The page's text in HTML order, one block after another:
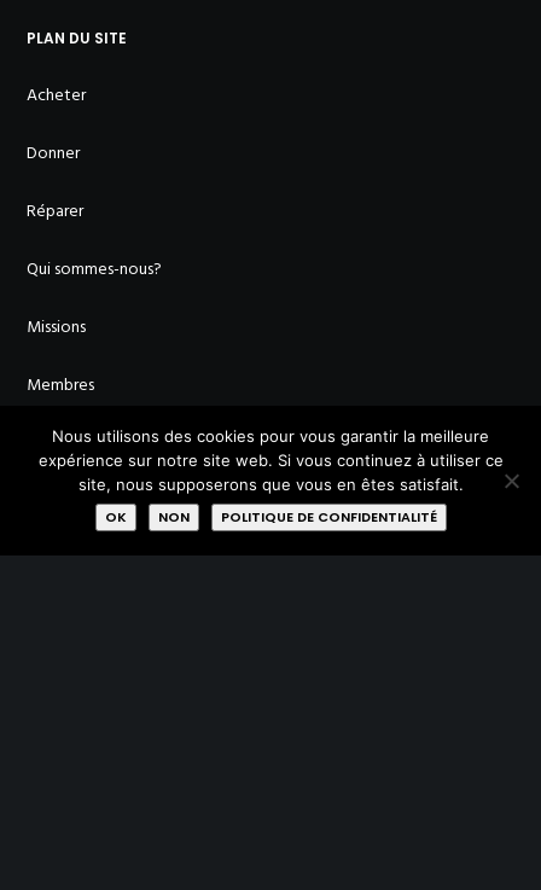
PLAN DU SITE
Acheter
Donner
Réparer
Qui sommes-nous?
Missions
Membres
Labels
Rejoignez-nous
Nous utilisons des cookies pour vous garantir la meilleure
expérience sur notre site web. Si vous continuez à utiliser ce
site, nous supposerons que vous en êtes satisfait.
OK
NON POLITIQUE DE CONFIDENTIALITÉ